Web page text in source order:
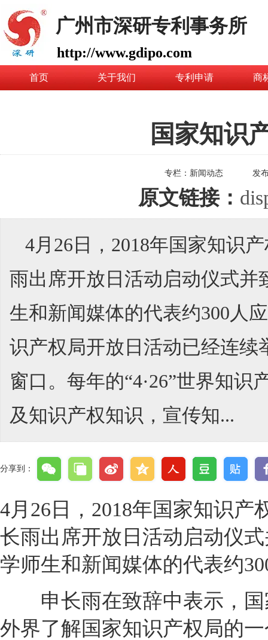
广州市深研专利事务所
http://www.gdipo.com
首页 关于我们 专利申请 商
国家知识
专栏： 新闻动态 发
原文链接：
4月26日，2018年国家知识
雨出席开放日活动启动仪式
生和新闻媒体的代表约300
识产权局开放日活动已经连续
窗口。每年的“4·26”世界知
及知识产权知识，宣传知...
分享到：
4月26日，2018年国家知识
长雨出席开放日活动启动仪
学师生和新闻媒体的代表约
申长雨在致辞中表示，国
外界了解国家知识产权局的